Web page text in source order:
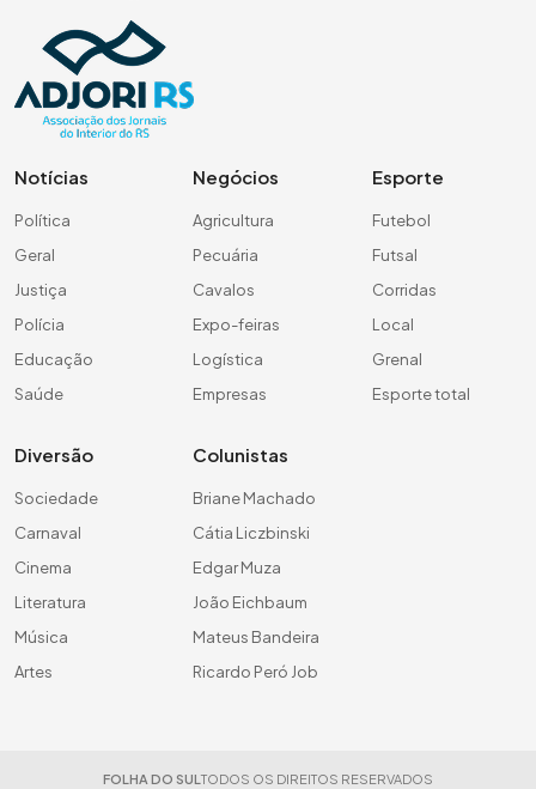
Notícias
Política
Geral
Justiça
Polícia
Educação
Saúde
Negócios
Agricultura
Pecuária
Cavalos
Expo-feiras
Logística
Empresas
Esporte
Futebol
Futsal
Corridas
Local
Grenal
Esporte total
Diversão
Sociedade
Carnaval
Cinema
Literatura
Música
Artes
Colunistas
Briane Machado
Cátia Liczbinski
Edgar Muza
João Eichbaum
Mateus Bandeira
Ricardo Peró Job
FOLHA DO SUL TODOS OS DIREITOS RESERVADOS